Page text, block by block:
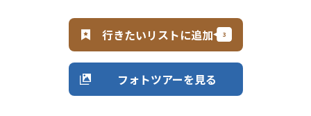
行きたいリストに追加
フォトツアーを見る